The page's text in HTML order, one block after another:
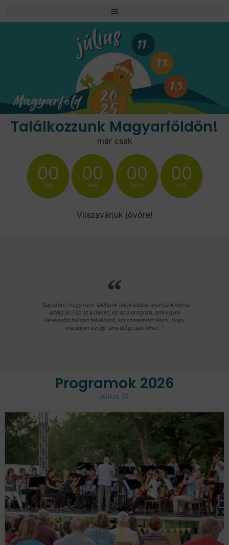
Találkozzunk Magyarföldön!
már csak
00
nap
00
óra
00
perc
00
mp
Viiszavárjuk jövőre!
"Sajnálom, hogy nem találtunk rátok előbb, mentünk volna
eddig is :) Ez az a méret, ez az a program, ami egyre
kevesebb helyen fellelhető, azt szeretném kérni, hogy
maradjon ez így, ameddig csak lehet. "
Programok 2026
Július 10.